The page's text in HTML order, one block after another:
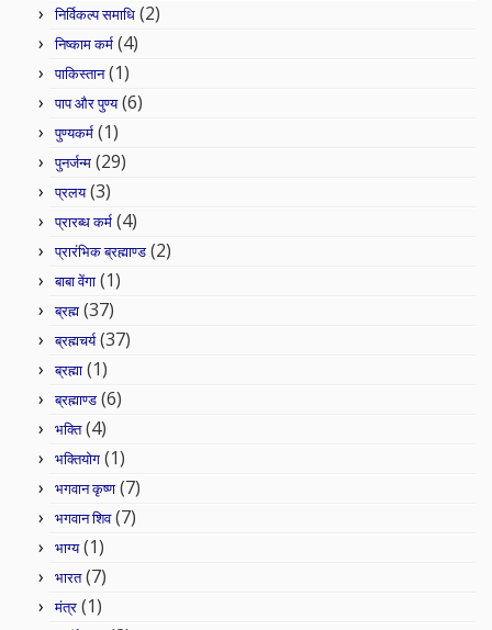
निर्विकल्प समाधि (2)
निष्काम कर्म (4)
पाकिस्तान(1)
पाप और पुण्य(6)
पुण्यकर्म (1)
पुनर्जन्म (29)
प्रलय(3)
प्रारब्ध कर्म (4)
प्रारंभिक ब्रह्माण्ड (2)
बाबा वेंगा (1)
ब्रह्म (37)
ब्रह्मचर्य(37)
ब्रह्मा (1)
ब्रह्माण्ड (6)
भक्ति(4)
भक्तियोग (1)
भगवान कृष्ण (7)
भगवान शिव(7)
भाग्य(1)
भारत(7)
मंत्र (1)